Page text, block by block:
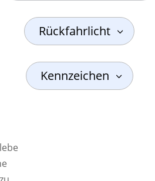
Rückfahrlicht
Kennzeichen